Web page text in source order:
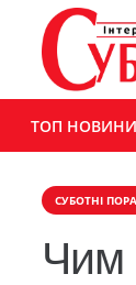
ТОП НОВИНИ
СУБОТНІ
Чим